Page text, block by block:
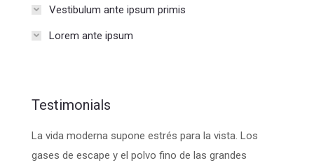
Vestibulum ante ipsum primis
Lorem ante ipsum
Testimonials
La vida moderna supone estrés para la vista. Los
gases de escape y el polvo fino de las grandes